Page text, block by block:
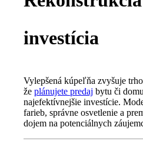
investícia
Vylepšená kúpeľňa zvyšuje
že plánujete predaj bytu či
najefektívnejšie investície.
farieb, správne osvetlenie a
dojem na potenciálnych